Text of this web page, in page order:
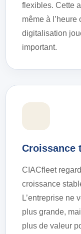
flexibles. Cette
même à
digitalisation
important.
Croissance
CIACfleet
croissance
L’entreprise ne
plus grande,
plus de valeur